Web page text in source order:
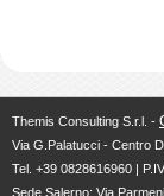
Themis Consulting S.r.l. -
Via G.Palatucci - Centro
Tel. +39 0828616960 |
Sede Salerno: Via